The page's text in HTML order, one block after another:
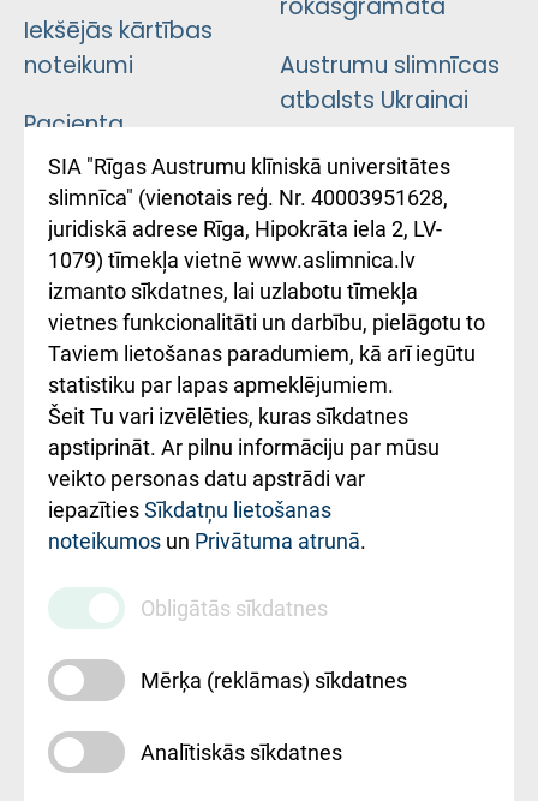
Iekšējās kārtības
noteikumi
Pacienta
atsauksmju/sūdzību
iesniegšanas
kārtība
Kā pie mums nokļūt
Rēķinu apmaksas
ceļvedis
Rekvizīti un
ārstniecības
iestādes kods
010000234
Maksas
pakalpojumu
cenrādis
Austrumu slimnīcas
atbalsts Ukrainai
Підтримка Східної
лікарні та співпраця з
Україною
SIA "Rīgas Austrumu klīniskā universitātes
slimnīca" (vienotais reģ. Nr. 40003951628,
juridiskā adrese Rīga, Hipokrāta iela 2, LV-
1079) tīmekļa vietnē www.aslimnica.lv
izmanto sīkdatnes, lai uzlabotu tīmekļa
vietnes funkcionalitāti un darbību, pielāgotu to
Taviem lietošanas paradumiem, kā arī iegūtu
statistiku par lapas apmeklējumiem.
Šeit Tu vari izvēlēties, kuras sīkdatnes
apstiprināt. Ar pilnu informāciju par mūsu
veikto personas datu apstrādi var
iepazītiesSīkdatņu lietošanas
noteikumos un Privātuma atrunā.
Obligātās sīkdatnes
Mērķa (reklāmas) sīkdatnes
Analītiskās sīkdatnes